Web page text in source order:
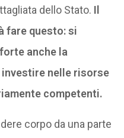
dello Stato. Il
fare questo: si
anche la
nelle risorse
competenti.
corpo da una parte